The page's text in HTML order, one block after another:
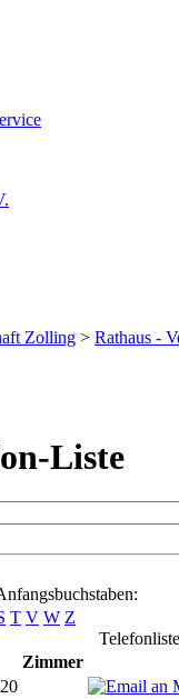
Zolling > Rathaus -
Liste
T V W Z
Zimmer